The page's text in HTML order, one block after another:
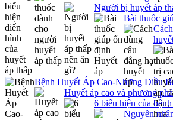
Người bị huyết áp
Bài thuốc
Bệnh Huyết Áp Cao-Những Điều
Huyết áp cao và phương
6 biểu hiện của
Nguyên